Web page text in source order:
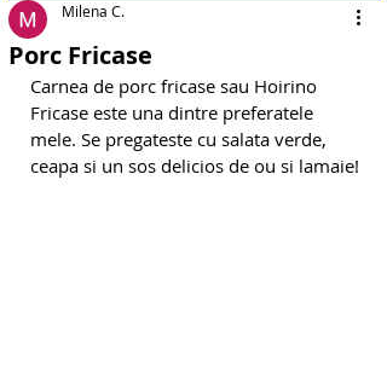
Porc Fricase
Milena C.
Carnea de porc fricase sau Hoirino
Fricase este una dintre preferatele
mele. Se pregateste cu salata verde,
ceapa si un sos delicios de ou si lamaie!